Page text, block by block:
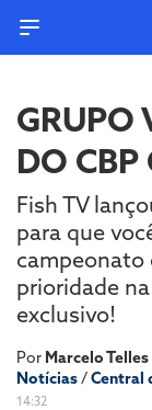
GRUPO
DO CBP
Fish TV
para que
campeonato
prioridade
exclusivo!
Por Marcelo Telles
Notícias/Central
14:32